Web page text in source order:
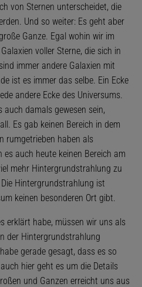
von Sternen unterscheidet, die
Und so weiter: Es geht aber
Ganze. Egal wohin wir im
voller Sterne, die sich in
immer andere Galaxien mit
ist es immer das selbe. Ein Ecke
andere Ecke des Universums.
damals gewesen sein,
Es gab keinen Bereich in dem
rumgetrieben haben als
auch heute keinen Bereich am
mehr Hintergrundstrahlung zu
Hintergrundstrahlung ist
keinen besonderen Ort gibt.
erklärt habe, müssen wir uns als
der Hintergrundstrahlung
gerade gesagt, dass es so
hier geht es um die Details
und Ganzen erreicht uns aus